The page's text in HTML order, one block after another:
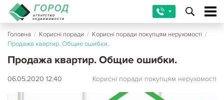
Головна / Корисні поради / Корисні поради покупцям нерухомості /
Продажа квартир. Общие ошибки.
Продажа квартир. Общие ошибки.
06.05.2020 12:40 Корисні поради покупцям нерухомості